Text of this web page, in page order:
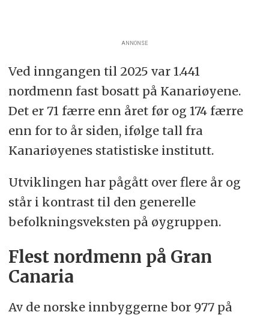
ANNONSE
Ved inngangen til 2025 var 1.441
nordmenn fast bosatt på Kanariøyene.
Det er 71 færre enn året før og 174 færre
enn for to år siden, ifølge tall fra
Kanariøyenes statistiske institutt.
Utviklingen har pågått over flere år og
står i kontrast til den generelle
befolkningsveksten på øygruppen.
Flest nordmenn på Gran
Canaria
Av de norske innbyggerne bor 977 på